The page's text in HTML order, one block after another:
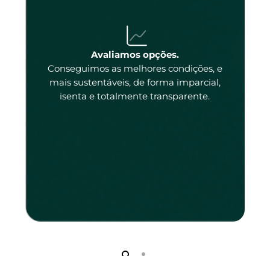
Avaliamos opções.
Conseguimos as melhores condições, e
mais sustentáveis, de forma imparcial,
isenta e totalmente transparente.